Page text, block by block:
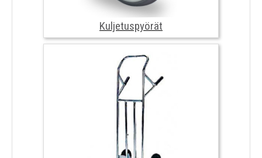
Nostosiirtovälineet
Kuljetuspyörät